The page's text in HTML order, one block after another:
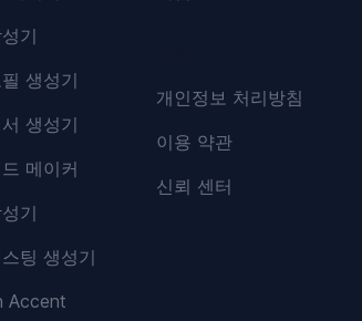
기
생성기
생성기
메이커
기
팅 생성기
Accent
개인정보 처리방침
이용 약관
신뢰 센터